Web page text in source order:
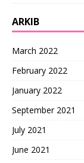
ARKIB
March 2022
February 2022
January 2022
September 2021
July 2021
June 2021